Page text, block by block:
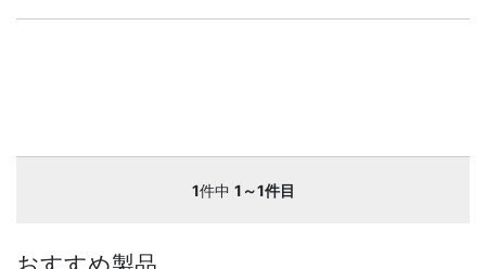
1件中 1～1件目
おすすめ製品